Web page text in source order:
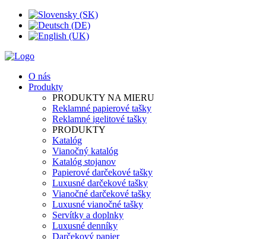
O nás
Produkty
PRODUKTY NA MIERU
Reklamné papierové tašky
Reklamné igelitové tašky
PRODUKTY
Katalóg
Vianočný katalóg
Katalóg stojanov
Papierové darčekové tašky
Luxusné darčekové tašky
Vianočné darčekové tašky
Luxusné vianočné tašky
Servítky a doplnky
Luxusné denníky
Darčekový papier